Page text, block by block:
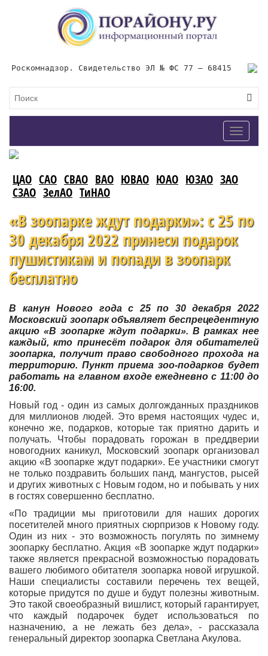
Роскомнадзор. Свидетельство ЭЛ № ФС 77 – 68415
Toggle
ЦАО САО СВАО ВАО ЮВАО ЮАО ЮЗАО ЗАО
СЗАО ЗелАО ТиНАО
«В зоопарке ждут подарки»: с 25 по
30 декабря 2022 принеси подарок
пушистикам и попади в зоопарк
бесплатно
В канун Нового года с 25 по 30 декабря 2022
Московский зоопарк объявляет беспрецедентную
акцию «В зоопарке ждут подарки». В рамках нее
каждый, кто принесёт подарок для обитателей
зоопарка, получит право свободного прохода на
территорию. Пункт приема зоо-подарков будет
работать на главном входе ежедневно с 11:00 до
16:00.
Новый год - один из самых долгожданных праздников
для миллионов людей. Это время настоящих чудес и,
конечно же, подарков, которые так приятно дарить и
получать. Чтобы порадовать горожан в преддверии
новогодних каникул, Московский зоопарк организовал
акцию «В зоопарке ждут подарки». Ее участники смогут
не только поздравить больших панд, мангустов, рысей
и других животных с Новым годом, но и побывать у них
в гостях совершенно бесплатно.
«По традиции мы приготовили для наших дорогих
посетителей много приятных сюрпризов к Новому году.
Один из них - это возможность погулять по зимнему
зоопарку бесплатно. Акция «В зоопарке ждут подарки»
также является прекрасной возможностью порадовать
вашего любимого обитателя зоопарка новой игрушкой.
Наши специалисты составили перечень тех вещей,
которые придутся по душе и будут полезны животным.
Это такой своеобразный вишлист, который гарантирует,
что каждый подарочек будет использоваться по
назначению, а не лежать без дела», - рассказала
генеральный директор зоопарка Светлана Акулова.